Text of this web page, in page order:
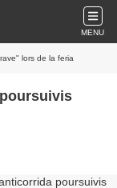
MENU
lors de la feria